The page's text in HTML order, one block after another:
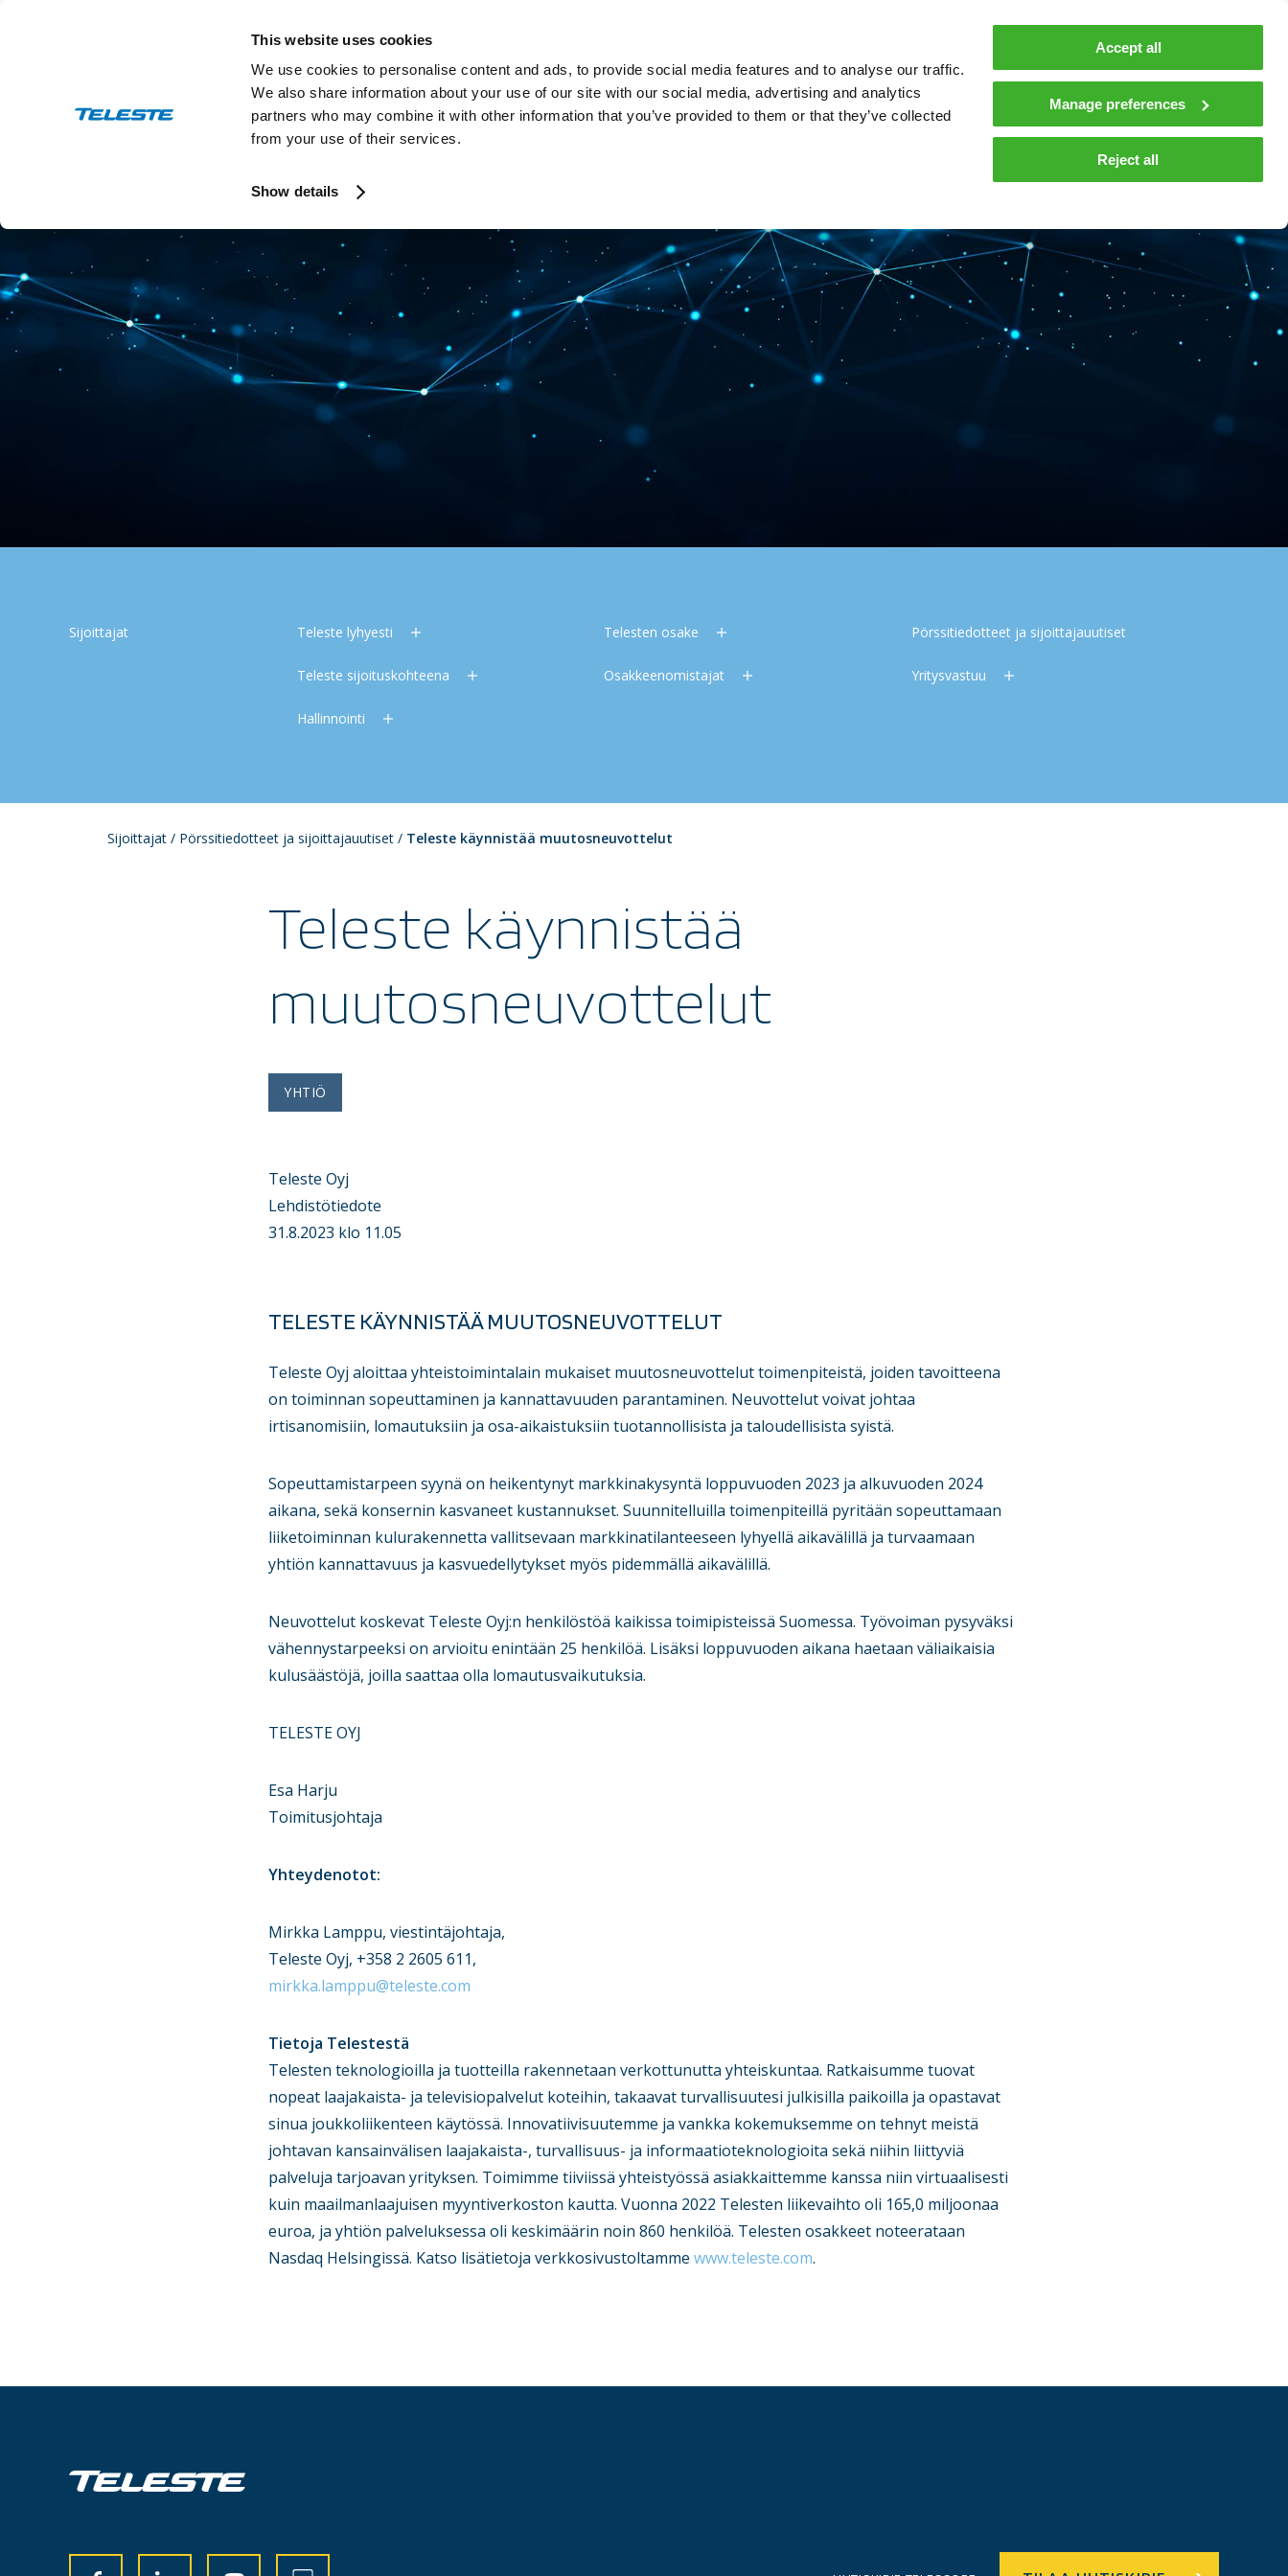
This website uses cookies
We use cookies to personalise content and ads, to provide social media features and to analyse our traffic.
We also share information about your use of our site with our social media, advertising and analytics
partners who may combine it with other information that you’ve provided to them or that they’ve collected
from your use of their services.
Show details
Accept all
Manage preferences
Reject all
In English
Sijoittajat Teleste lyhyesti
Teleste sijoituskohteena
Hallinnointi
Telesten osake
Osakkeenomistajat
Pörssitiedotteet ja sijoittajauutiset
Yritysvastuu
Sijoittajat / Pörssitiedotteet ja sijoittajauutiset / Teleste käynnistää muutosneuvottelut
Teleste käynnistää
muutosneuvottelut
YHTIÖ
Teleste Oyj
Lehdistötiedote
31.8.2023 klo 11.05
TELESTE KÄYNNISTÄÄ MUUTOSNEUVOTTELUT
Teleste Oyj aloittaa yhteistoimintalain mukaiset muutosneuvottelut toimenpiteistä, joiden tavoitteena
on toiminnan sopeuttaminen ja kannattavuuden parantaminen. Neuvottelut voivat johtaa
irtisanomisiin, lomautuksiin ja osa-aikaistuksiin tuotannollisista ja taloudellisista syistä.
Sopeuttamistarpeen syynä on heikentynyt markkinakysyntä loppuvuoden 2023 ja alkuvuoden 2024
aikana, sekä konsernin kasvaneet kustannukset. Suunnitelluilla toimenpiteillä pyritään sopeuttamaan
liiketoiminnan kulurakennetta vallitsevaan markkinatilanteeseen lyhyellä aikavälillä ja turvaamaan
yhtiön kannattavuus ja kasvuedellytykset myös pidemmällä aikavälillä.
Neuvottelut koskevat Teleste Oyj:n henkilöstöä kaikissa toimipisteissä Suomessa. Työvoiman pysyväksi
vähennystarpeeksi on arvioitu enintään 25 henkilöä. Lisäksi loppuvuoden aikana haetaan väliaikaisia
kulusäästöjä, joilla saattaa olla lomautusvaikutuksia.
TELESTE OYJ
Esa Harju
Toimitusjohtaja
Yhteydenotot:
Mirkka Lamppu, viestintäjohtaja,
Teleste Oyj, +358 2 2605 611,
mirkka.lamppu@teleste.com
Tietoja Telestestä
Telesten teknologioilla ja tuotteilla rakennetaan verkottunutta yhteiskuntaa. Ratkaisumme tuovat
nopeat laajakaista- ja televisiopalvelut koteihin, takaavat turvallisuutesi julkisilla paikoilla ja opastavat
sinua joukkoliikenteen käytössä. Innovatiivisuutemme ja vankka kokemuksemme on tehnyt meistä
johtavan kansainvälisen laajakaista-, turvallisuus- ja informaatioteknologioita sekä niihin liittyviä
palveluja tarjoavan yrityksen. Toimimme tiiviissä yhteistyössä asiakkaittemme kanssa niin virtuaalisesti
kuin maailmanlaajuisen myyntiverkoston kautta. Vuonna 2022 Telesten liikevaihto oli 165,0 miljoonaa
euroa, ja yhtiön palveluksessa oli keskimäärin noin 860 henkilöä. Telesten osakkeet noteerataan
Nasdaq Helsingissä. Katso lisätietoja verkkosivustoltamme www.teleste.com.